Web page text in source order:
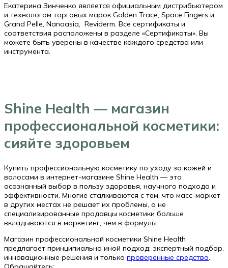
Екатерина Зинченко является официальным дистрибьютером
и технологом торговых марок Golden Trace, Space Fingers и
Grand Pelle, Nanoasia, Reviderm. Все сертификаты и
соответствия расположены в разделе «Сертификаты». Вы
можете быть уверены в качестве каждого средства или
инструмента.
Shine Health — магазин
профессиональной косметики:
сияйте здоровьем
Купить профессиональную косметику по уходу за кожей и
волосами в интернет-магазине Shine Health — это
осознанный выбор в пользу здоровья, научного подхода и
эффективности. Многие сталкиваются с тем, что масс-маркет
в других местах не решает их проблемы, а не
специализированные продавцы косметики больше
вкладываются в маркетинг, чем в формулы.
Магазин профессиональной косметики Shine Health
предлагает принципиально иной подход: экспертный подбор,
инновационные решения и только проверенные средства.